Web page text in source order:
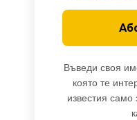
Въведи своя
която те
известия само